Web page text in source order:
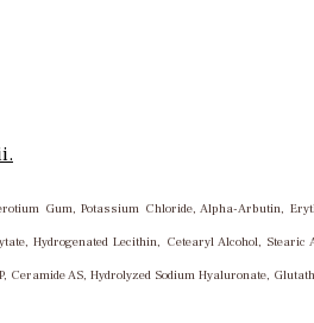
Gum, Potassium Chloride, Alpha-Arbutin,
Hydrogenated Lecithin, Cetearyl Alcohol, Stearic
AS, Hydrolyzed Sodium Hyaluronate,